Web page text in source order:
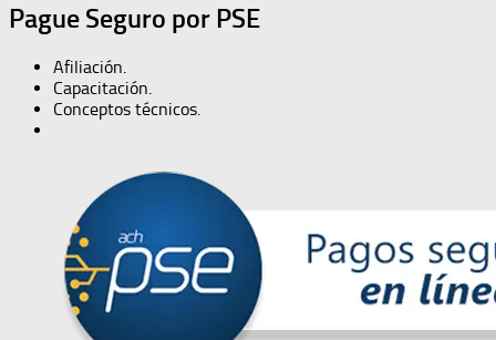
Pague Seguro por PSE
Afiliación.
Capacitación.
Conceptos técnicos.